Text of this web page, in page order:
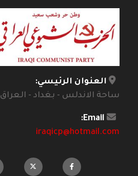
العنوان الرئيسي:
ساحة الاندلس - بغداد - العراق
Email:
iraqicp@hotmail.com